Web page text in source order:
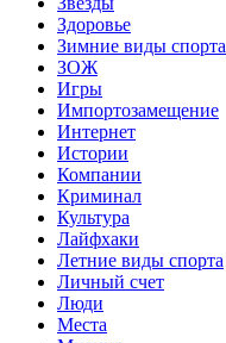
Здоровье
Зимние виды спорта
ЗОЖ
Игры
Импортозамещение
Интернет
Истории
Компании
Криминал
Культура
Лайфхаки
Летние виды спорта
Личный счет
Люди
Места